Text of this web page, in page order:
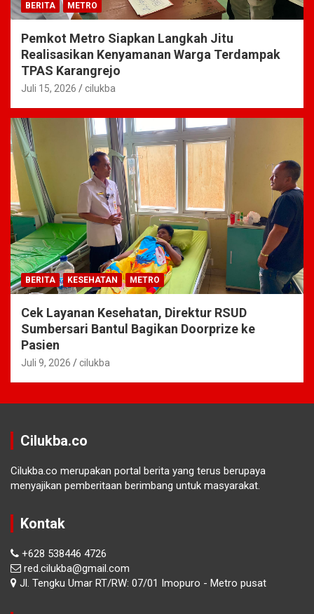
BERITA METRO
Pemkot Metro Siapkan Langkah Jitu
Realisasikan Kenyamanan Warga Terdampak
TPAS Karangrejo
Juli 15, 2026 cilukba
BERITA KESEHATAN METRO
Cek Layanan Kesehatan, Direktur RSUD
Sumbersari Bantul Bagikan Doorprize ke
Pasien
Juli 9, 2026 cilukba
Cilukba.co
Cilukba.co merupakan portal berita yang terus berupaya
menyajikan pemberitaan berimbang untuk masyarakat.
Kontak
+628 538446 4726
red.cilukba@gmail.com
Jl. Tengku Umar RT/RW: 07/01 Imopuro - Metro pusat